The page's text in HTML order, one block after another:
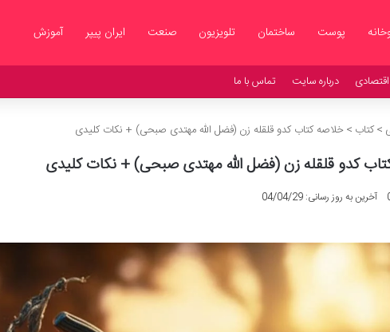
پوست ساختمان تلویزیون صنعت ایران پیپر آموزش
اقتصادی درباره سایت تماس با ما
>کتاب >خلاصه کتاب کدو قلقله زن (فضل الله مهتدی صبحی) + نکات کلیدی
کدو قلقله زن (فضل الله مهتدی صبحی) + نکات کلیدی
آخرین به روز رسانی: 04/04/29